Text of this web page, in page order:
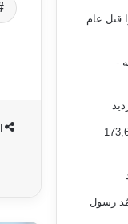
قتل عام
-
-
رسول